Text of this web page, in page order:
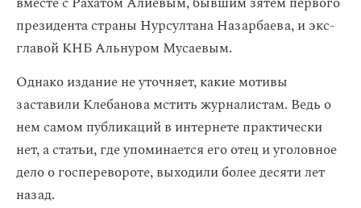
президента страны Нурсултана Назарбаева, и экс-
главой КНБ Альнуром Мусаевым.
Однако издание не уточняет, какие мотивы
заставили Клебанова мстить журналистам. Ведь о
нем самом публикаций в интернете практически
нет, а статьи, где упоминается его отец и уголовное
дело о госперевороте, выходили более десяти лет
назад.